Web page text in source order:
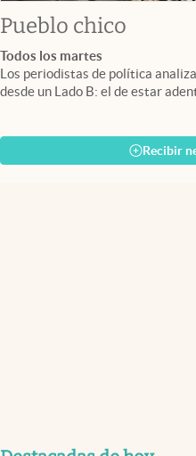
Pueblo chico
Todos los martes
Los periodistas de política
desde un Lado B: el de estar
Recibir